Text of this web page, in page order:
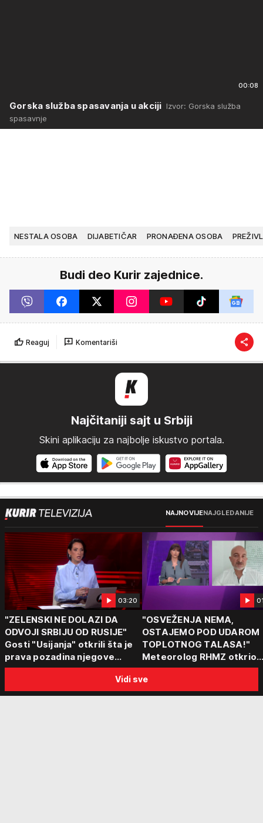
00:08
Gorska služba spasavanja u akciji Izvor: Gorska služba
spasavnje
NESTALA OSOBA DIJABETIČAR PRONAĐENA OSOBA
Budi deo Kurir zajednice.
Reaguj Komentariši
Najčitaniji sajt u Srbiji
Skini aplikaciju za najbolje iskustvo portala.
NAJNOVIJENAJGLEDANIJE
03:20
"ZELENSKI NE DOLAZI DA
ODVOJI SRBIJU OD RUSIJE"
Gosti "Usijanja" otkrili šta je
prava pozadina njegove
posete Beogradu
"OSVEŽENJA NEMA,
OSTAJEMO POD UDAROM
TOPLOTNOG TALASA!"
Meteorolog RHMZ otkrio
kakvo vreme nas čeka do
kraja avgusta
Vidi sve